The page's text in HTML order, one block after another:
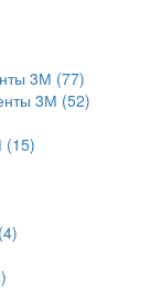
3М (77)
3М (52)
(15)